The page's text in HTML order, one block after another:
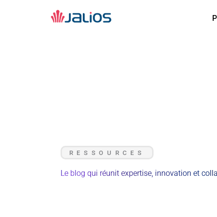
RESSOURCES
Le blog qui réunit expertise, innovation et